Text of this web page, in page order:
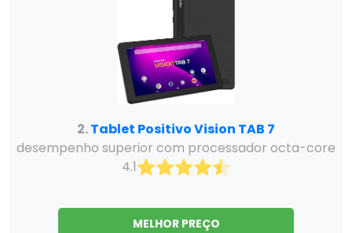
2.Tablet Positivo Vision TAB 7
desempenho superior com processador octa-core
4.1
MELHOR PREÇO